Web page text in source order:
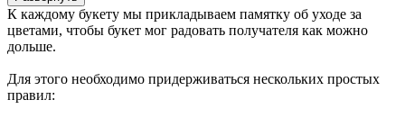
К каждому букету мы прикладываем памятку об уходе за
цветами, чтобы букет мог радовать получателя как можно
дольше.
Для этого необходимо придерживаться нескольких простых
правил: